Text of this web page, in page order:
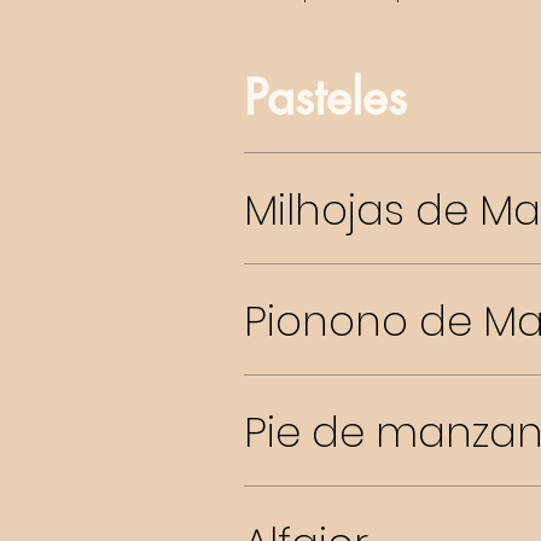
Pasteles
Milhojas de
Pionono de
Pie de